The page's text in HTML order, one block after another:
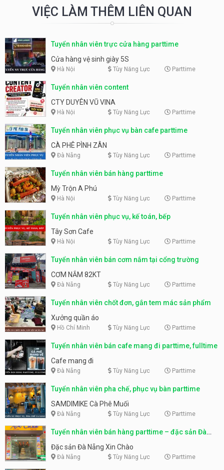
VIỆC LÀM THÊM LIÊN QUAN
Tuyển nhân viên trực cửa hàng parttime
Cửa hàng vệ sinh giày 5S
Hà Nội Tùy Năng Lực Parttime
Tuyển nhân viên content
CTY DUYÊN VŨ VINA
Hà Nội Tùy Năng Lực Parttime
Tuyển nhân viên phục vụ bàn cafe parttime
CÀ PHÊ PÌNH ZÂN
Đà Nẵng Tùy Năng Lực Parttime
Tuyển nhân viên bán hàng parttime
Mỳ Trộn A Phú
Hà Nội Tùy Năng Lực Parttime
Tuyển nhân viên phục vụ, kế toán, bếp
Tây Sơn Cafe
Hà Nội Tùy Năng Lực Parttime
Tuyển nhân viên bán cơm nắm tại cổng trường
CƠM NẮM 82KT
Đà Nẵng Tùy Năng Lực Parttime
Tuyển nhân viên chốt đơn, gắn tem mác sản phẩm
Xưởng quần áo
Hồ Chí Minh Tùy Năng Lực Parttime
Tuyển nhân viên bán cafe mang đi parttime, fulltime
Cafe mang đi
Đà Nẵng Tùy Năng Lực Parttime
Tuyển nhân viên pha chế, phục vụ bàn parttime
SAMDIMIKE Cà Phê Muối
Đà Nẵng Tùy Năng Lực Parttime
Tuyển nhân viên bán hàng parttime – đặc sản Đà
Nẵng
Đặc sản Đà Nẵng Xin Chào
Đà Nẵng Tùy Năng Lực Parttime